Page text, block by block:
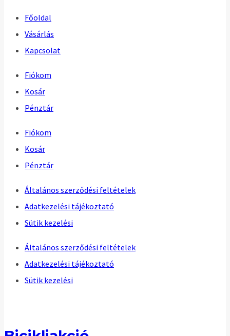
Főoldal
Vásárlás
Kapcsolat
Fiókom
Kosár
Pénztár
Fiókom
Kosár
Pénztár
Általános szerződési feltételek
Adatkezelési tájékoztató
Sütik kezelési
Általános szerződési feltételek
Adatkezelési tájékoztató
Sütik kezelési